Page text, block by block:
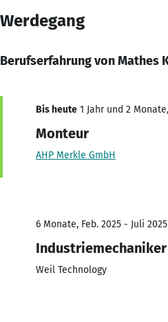
Werdegang
Berufserfahrung von Mathes
Bis heute 1 Jahr und 2
Monteur
AHP Merkle GmbH
6 Monate, Feb. 2025 - Juli 2025
Industriemechaniker
Weil Technology